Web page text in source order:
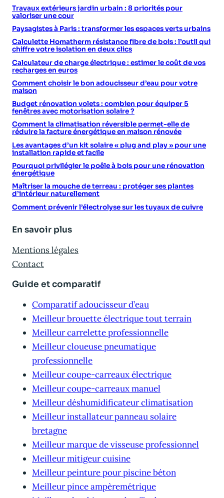
Travaux extérieurs jardin urbain : 8 priorités pour
valoriser une cour
Paysagistes à Paris : transformer les espaces verts urbains
Calculette Homatherm résistance fibre de bois : l’outil qui
chiffre votre isolation en deux clics
Calculateur de charge électrique : estimer le coût de vos
recharges en euros
Comment choisir le bon adoucisseur d’eau pour votre
maison
Budget rénovation volets : combien pour équiper 5
fenêtres avec motorisation solaire ?
Comment la climatisation réversible permet-elle de
réduire la facture énergétique en maison rénovée
Les avantages d’un kit solaire « plug and play » pour une
installation rapide et facile
Pourquoi privilégier le poêle à bois pour une rénovation
énergétique
Maîtriser la mouche de terreau : protéger ses plantes
d’intérieur naturellement
Comment prévenir l’électrolyse sur les tuyaux de cuivre
En savoir plus
Mentions légales
Contact
Guide et comparatif
Comparatif adoucisseur d’eau
Meilleur brouette électrique tout terrain
Meilleur carrelette professionnelle
Meilleur cloueuse pneumatique
professionnelle
Meilleur coupe-carreaux électrique
Meilleur coupe-carreaux manuel
Meilleur déshumidificateur climatisation
Meilleur installateur panneau solaire
bretagne
Meilleur marque de visseuse professionnel
Meilleur mitigeur cuisine
Meilleur peinture pour piscine béton
Meilleur pince ampèremétrique